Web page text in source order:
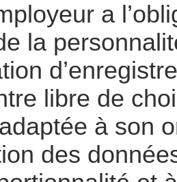
a
la
libre de
à son
des